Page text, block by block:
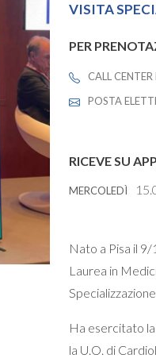
VISITA
PER
CALL
POSTA
RICEVE SU
MERCOLEDÌ
Nato a Pisa il 9/
Laurea in
Ha esercitato
la U.O. di